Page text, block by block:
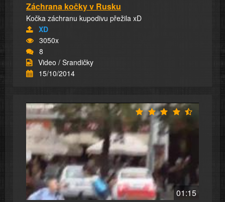
Záchrana kočky v Rusku
Kočka záchranu kupodivu přežila xD
XD
3050x
8
Video / Srandičky
15/10/2014
01:15